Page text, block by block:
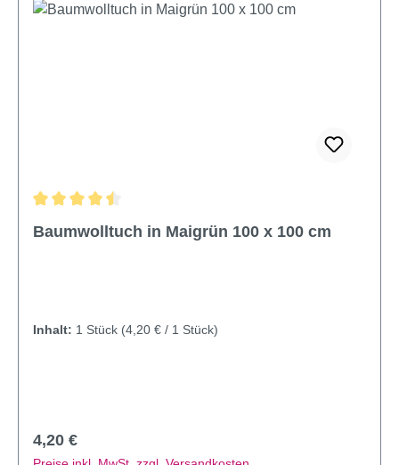
Baumwolltuch in Maigrün 100 x 100 cm
Inhalt: 1 Stück (4,20 € / 1 Stück)
Regulärer Preis:
4,20 €